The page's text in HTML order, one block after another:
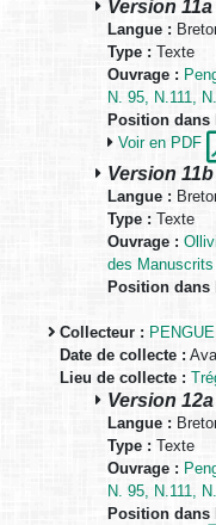
Version
Langue :
Type : Texte
Ouvrage :
N. 95, N.111,
Position dans
Voir en PDF
Version
Langue :
Type : Texte
Ouvrage :
des Manuscrits
Position dans
Collecteur :
Date de collecte :
Lieu de collecte :
Version
Langue :
Type : Texte
Ouvrage :
N. 95, N.111,
Position dans